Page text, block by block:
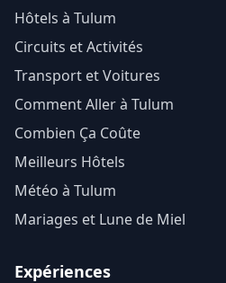
Hôtels à Tulum
Circuits et Activités
Transport et Voitures
Comment Aller à Tulum
Combien Ça Coûte
Meilleurs Hôtels
Météo à Tulum
Mariages et Lune de Miel
Expériences